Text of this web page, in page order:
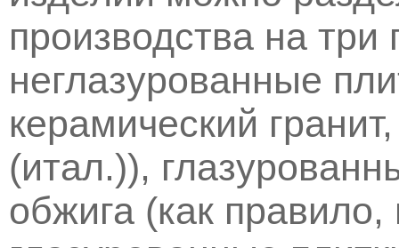
производства на три
неглазурованные
керамический
(итал.)),
обжига (как